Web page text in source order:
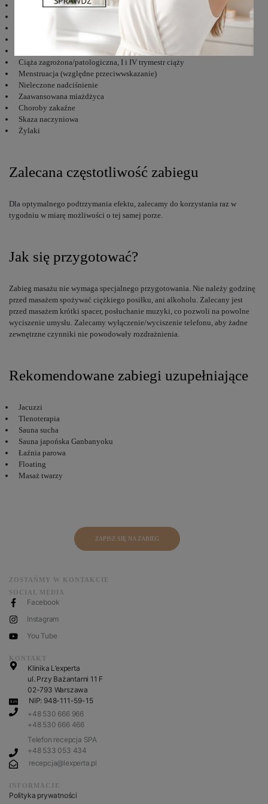
Zapalenie żył, tętniaki, zakrzepy
Stan po zawale serca
Zakażenia bakteryjne, grzybicze, wirusowe skóry
Ryzyko wystąpienia krwotoku
Zmiany dermatologiczne na obszarze poddawanym zabiegowi
Ciąża zagrożona/patologiczna, I i IV trymestr ciąży
Menstruacja (względne przeciwwskazanie)
Nieleczone nadciśnienie
Zaawansowana miażdżyca
Choroby zakaźne
Skaza naczyniowa
Żylaki
Zalecana częstotliwość zabiegu
Dla optymalnego podtrzymania efektu, zalecamy do korzystania raz w
tygodniu w miarę możliwości o tej samej porze.
Jak się przygotować?
Zabieg masażu nie wymaga specjalnego przygotowania. Nie należy godzinę
przed masażem spożywać ciężkiego posiłku, ani alkoholu. Zalecany jest
przed masażem krótki spacer, posłuchanie muzyki, co pozwoli na powolne
wyciszenie umysłu. Zalecamy wyłączenie/wyciszenie telefonu, aby żadne
zewnętrzne czynniki nie powodowały rozdrażnienia.
Rekomendowane zabiegi uzupełniające
Jacuzzi
Tlenoterapia
Sauna sucha
Sauna japońska Ganbanyoku
Łaźnia parowa
Floating
Masaż twarzy
ZAPISZ SIĘ NA ZABIEG
ZOSTAŃMY W KONTAKCIE
SOCIAL MEDIA
Facebook
Instagram
You Tube
KONTAKT
Klinika L’experta
ul. Przy Bażantarni 11 F
02-793 Warszawa
NIP: 948-111-59-15
+48 530 666 966
+48 530 666 466
Telefon recepcja SPA
+48 533 053 434
recepcja@lexperta.pl
INFORMACJE
Polityka prywatności